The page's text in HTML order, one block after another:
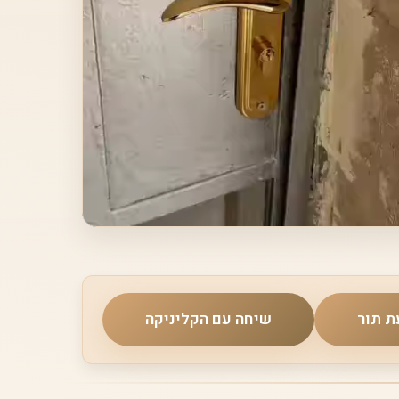
תור שיחה עם הקליניקה